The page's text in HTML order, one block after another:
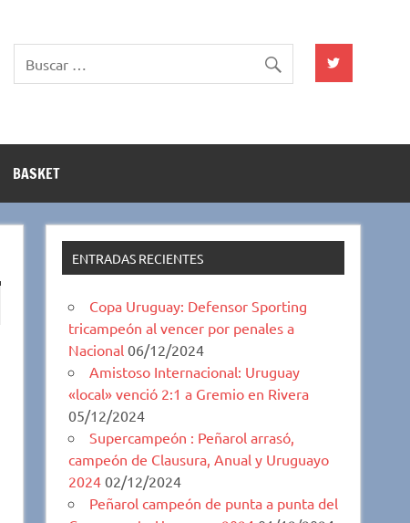
BASKET
ENTRADAS RECIENTES
Copa Uruguay: Defensor Sporting
tricampeón al vencer por penales a
Nacional 06/12/2024
Amistoso Internacional: Uruguay
«local» venció 2:1 a Gremio en Rivera
05/12/2024
Supercampeón : Peñarol arrasó,
campeón de Clausura, Anual y Uruguayo
2024 02/12/2024
Peñarol campeón de punta a punta del